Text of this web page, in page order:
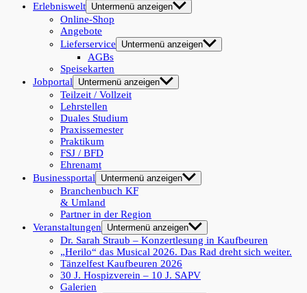
Erlebniswelt Untermenü anzeigen
Online-Shop
Angebote
Lieferservice
Untermenü anzeigen
AGBs
Speisekarten
Jobportal
Untermenü anzeigen
Teilzeit / Vollzeit
Lehrstellen
Duales Studium
Praxissemester
Praktikum
FSJ / BFD
Ehrenamt
Businessportal
Untermenü anzeigen
Branchenbuch KF
& Umland
Partner in der Region
Veranstaltungen
Untermenü anzeigen
Dr. Sarah Straub – Konzertlesung in Kaufbeuren
„Herilo“ das Musical 2026. Das Rad dreht sich weiter.
Tänzelfest Kaufbeuren 2026
30 J. Hospizverein – 10 J. SAPV
Galerien